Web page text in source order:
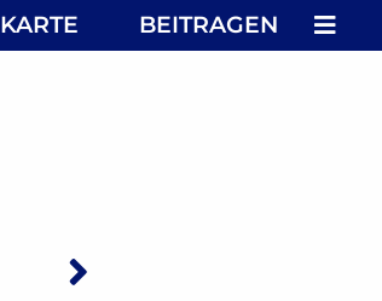
KARTE BEITRAGEN
Nächster: